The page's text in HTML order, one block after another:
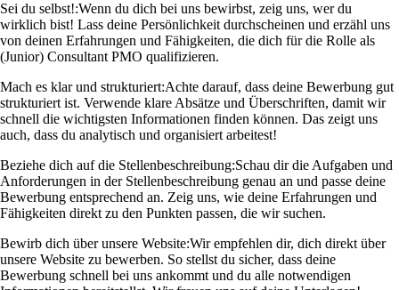
Sei du selbst!:Wenn du dich bei uns bewirbst, zeig uns, wer du
wirklich bist! Lass deine Persönlichkeit durchscheinen und erzähl uns
von deinen Erfahrungen und Fähigkeiten, die dich für die Rolle als
(Junior) Consultant PMO qualifizieren.
Mach es klar und strukturiert:Achte darauf, dass deine Bewerbung gut
strukturiert ist. Verwende klare Absätze und Überschriften, damit wir
schnell die wichtigsten Informationen finden können. Das zeigt uns
auch, dass du analytisch und organisiert arbeitest!
Beziehe dich auf die Stellenbeschreibung:Schau dir die Aufgaben und
Anforderungen in der Stellenbeschreibung genau an und passe deine
Bewerbung entsprechend an. Zeig uns, wie deine Erfahrungen und
Fähigkeiten direkt zu den Punkten passen, die wir suchen.
Bewirb dich über unsere Website:Wir empfehlen dir, dich direkt über
unsere Website zu bewerben. So stellst du sicher, dass deine
Bewerbung schnell bei uns ankommt und du alle notwendigen